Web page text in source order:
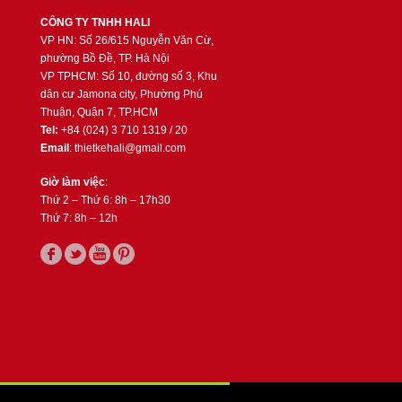
CÔNG TY TNHH HALI
VP HN: Số 26/615 Nguyễn Văn Cừ,
phường Bồ Đề, TP. Hà Nội
VP TPHCM: Số 10, đường số 3, Khu
dân cư Jamona city, Phường Phú
Thuận, Quận 7, TP.HCM
Tel: +84 (024) 3 710 1319 / 20
Email : thietkehali@gmail.com
Giờ làm việc:
Thứ 2 – Thứ 6: 8h – 17h30
Thứ 7: 8h – 12h